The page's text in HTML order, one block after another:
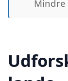
Mindre